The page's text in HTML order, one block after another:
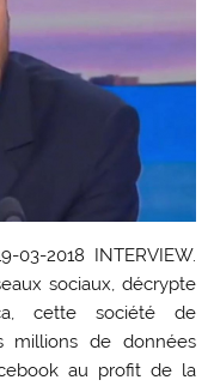
03-2018 INTERVIEW.
sociaux, décrypte
cette société de
millions de données
au profit de la